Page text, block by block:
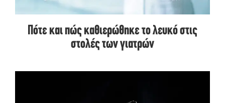
Πότε και πώς καθιερώθηκε το λευκό στις
στολές των γιατρών